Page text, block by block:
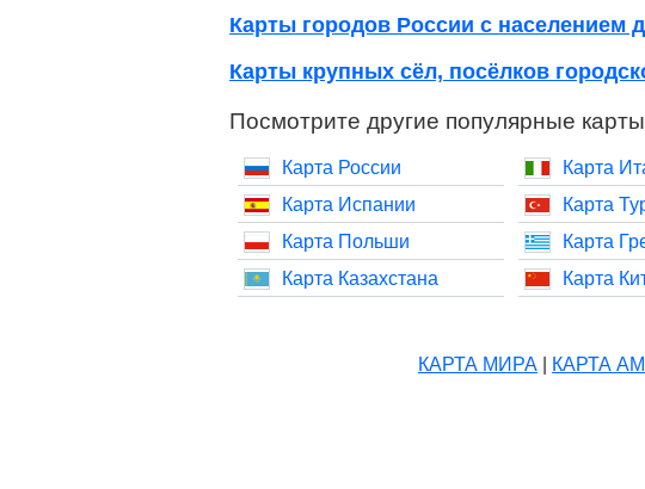
Карты городов России с населением
Карты крупных сёл, посёлков
Посмотрите другие популярные
Карта России Карта
Карта Испании
Карта
Карта Польши
Карта
Карта Казахстана
Карта
КАРТА МИРА КАРТА